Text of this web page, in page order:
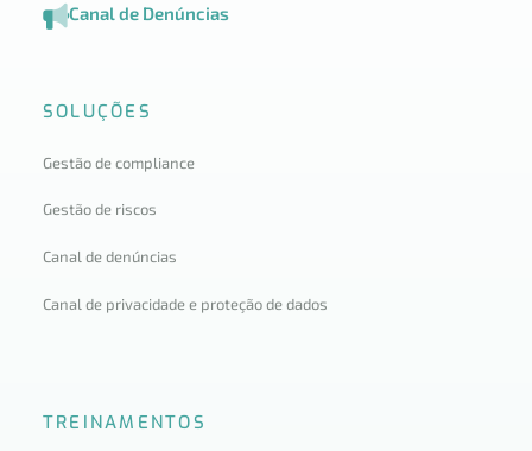
Canal de Denúncias
SOLUÇÕES
Gestão de compliance
Gestão de riscos
Canal de denúncias
Canal de privacidade e proteção de dados
TREINAMENTOS